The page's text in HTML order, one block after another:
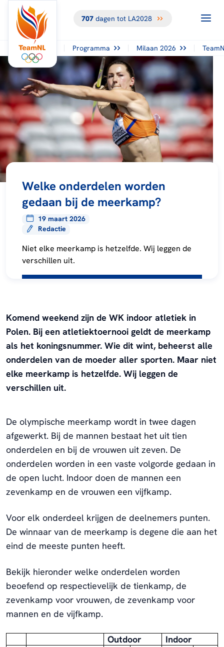
707dagen tot LA2028
Programma Milaan 2026
Welke onderdelen worden
gedaan bij de meerkamp?
19 maart 2026
Redactie
Niet elke meerkamp is hetzelfde. Wij leggen de
verschillen uit.
Komend weekend zijn de WK indoor atletiek in
Polen. Bij een atletiektoernooi geldt de meerkamp
als het koningsnummer. Wie dit wint, beheerst alle
onderdelen van de moeder aller sporten. Maar niet
elke meerkamp is hetzelfde. Wij leggen de
verschillen uit.
De olympische meerkamp wordt in twee dagen
afgewerkt. Bij de mannen bestaat het uit tien
onderdelen en bij de vrouwen uit zeven. De
onderdelen worden in een vaste volgorde gedaan in
de open lucht. Indoor doen de mannen een
zevenkamp en de vrouwen een vijfkamp.
Voor elk onderdeel krijgen de deelnemers punten.
De winnaar van de meerkamp is degene die aan het
eind de meeste punten heeft.
Bekijk hieronder welke onderdelen worden
beoefend op respectievelijk de tienkamp, de
zevenkamp voor vrouwen, de zevenkamp voor
mannen en de vijfkamp.
Outdoor
Indoor